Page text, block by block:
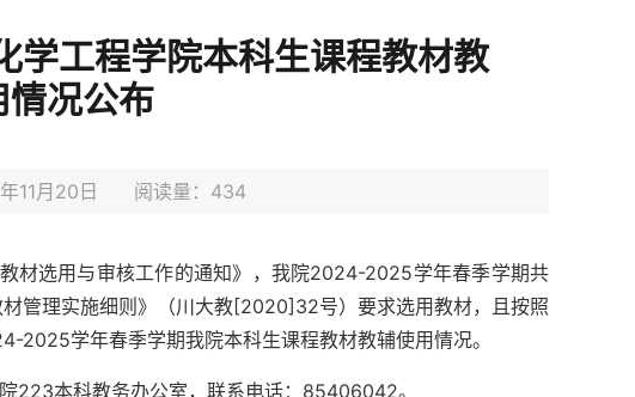
工程学院本科生课程教材教
情况公布
11月20日 阅读量： 434
材选用与审核工作的通知》，我院2024-2025学年春季学期共
管理实施细则》（川大教[2020]32号）要求选用教材，且按照
2025学年春季学期我院本科生课程教材教辅使用情况。
223本科教务办公室，联系电话：85406042。